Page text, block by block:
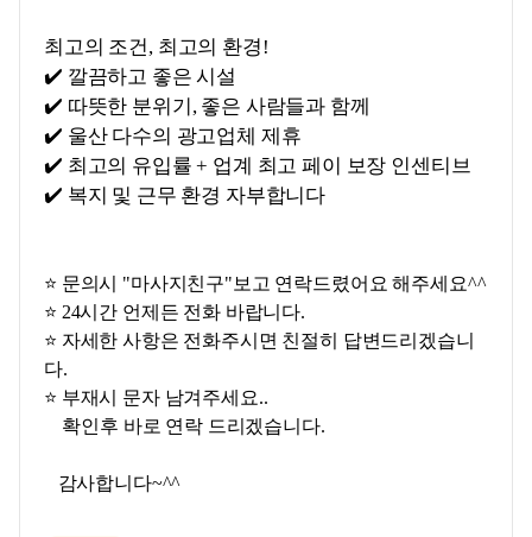
최고의 조건, 최고의 환경!
✔️ 깔끔하고 좋은 시설
✔️ 따뜻한 분위기, 좋은 사람들과 함께
✔️ 울산 다수의 광고업체 제휴
✔️ 최고의 유입률 + 업계 최고 페이 보장 인센티브
✔️ 복지 및 근무 환경 자부합니다
⭐ 문의시 "마사지친구"보고 연락드렸어요 해주세요^^
⭐ 24시간 언제든 전화 바랍니다.
⭐ 자세한 사항은 전화주시면 친절히 답변드리겠습니
다.
⭐ 부재시 문자 남겨주세요..
확인후 바로 연락 드리겠습니다.
감사합니다~^^